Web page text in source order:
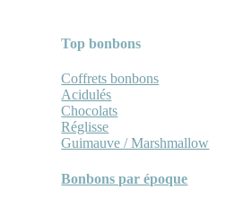
Top bonbons
Coffrets bonbons
Acidulés
Chocolats
Réglisse
Guimauve / Marshmallow
Bonbons par époque